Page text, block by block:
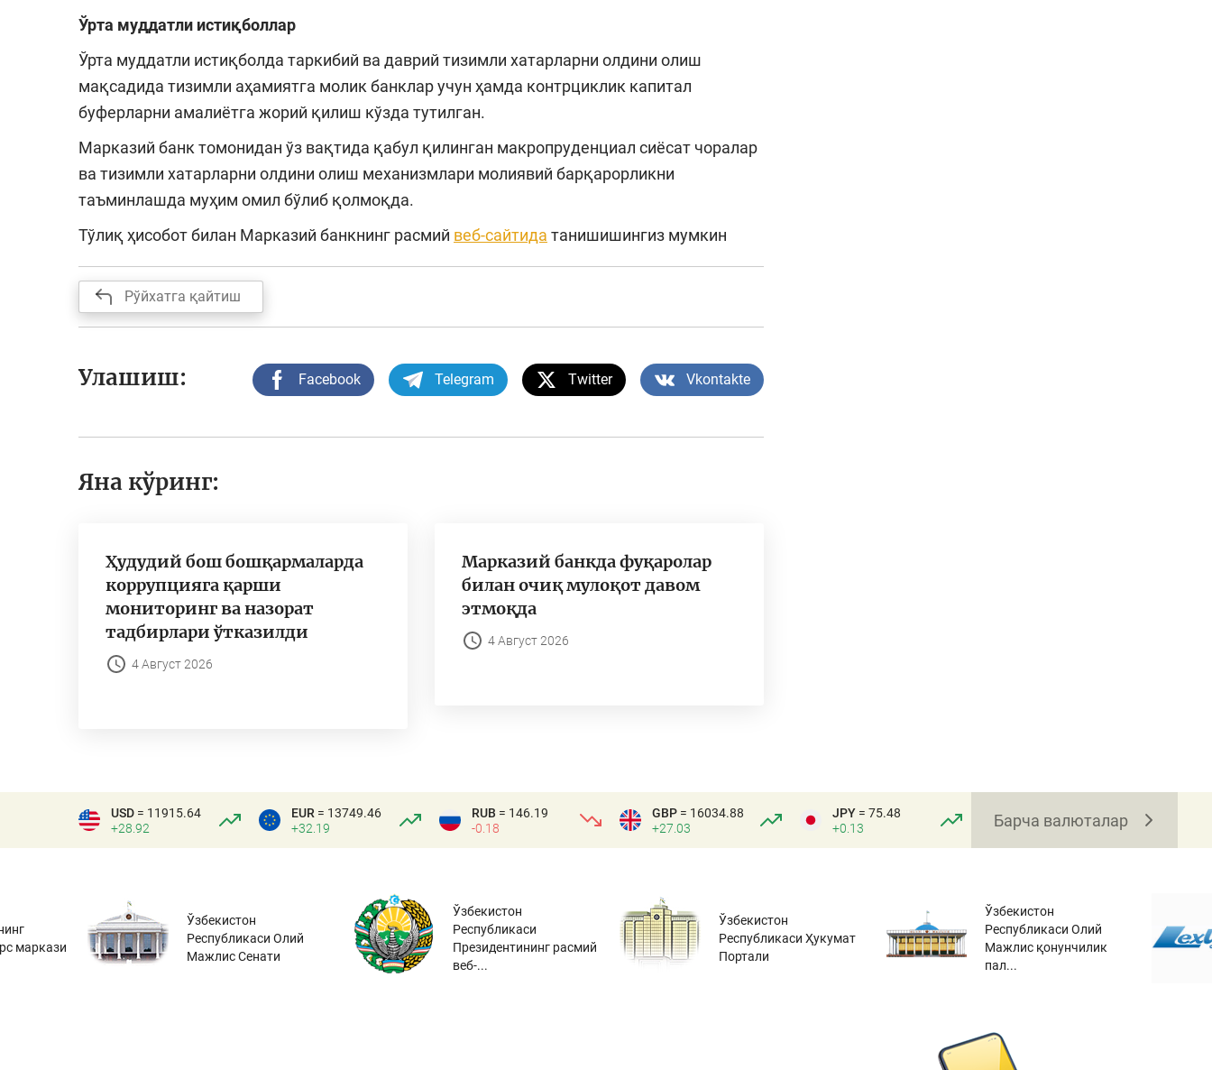
Ўрта муддатли истиқболлар
Ўрта муддатли истиқболда таркибий ва даврий тизимли хатарларни олдини олиш
мақсадида тизимли аҳамиятга молик банклар учун ҳамда контрциклик капитал
буферларни амалиётга жорий қилиш кўзда тутилган.
Марказий банк томонидан ўз вақтида қабул қилинган макропруденциал сиёсат чоралар
ва тизимли хатарларни олдини олиш механизмлари молиявий барқарорликни
таъминлашда муҳим омил бўлиб қолмоқда.
Тўлиқ ҳисобот билан Марказий банкнинг расмий веб-сайтида танишишингиз мумкин
Рўйхатга қайтиш
Улашиш: Facebook Telegram Twitter Vkontakte
Яна кўринг:
Ҳудудий бош бошқармаларда
коррупцияга қарши
мониторинг ва назорат
тадбирлари ўтказилди
4 Август 2026
Марказий банкда фуқаролар
билан очиқ мулоқот давом
этмоқда
4 Август 2026
USD = 11915.64
+28.92
EUR = 13749.46
+32.19
RUB = 146.19
-0.18
GBP = 16034.88
+27.03
JPY = 75.48
+0.13
Барча валюталар
маркази
Ўзбекистон
Республикаси Олий
Мажлис Сенати
Ўзбекистон
Республикаси
Президентининг расмий
веб-...
Ўзбекистон
Республикаси Ҳукумат
Портали
Ўзбекистон
Республикаси Олий
Мажлис қонунчилик
пал...